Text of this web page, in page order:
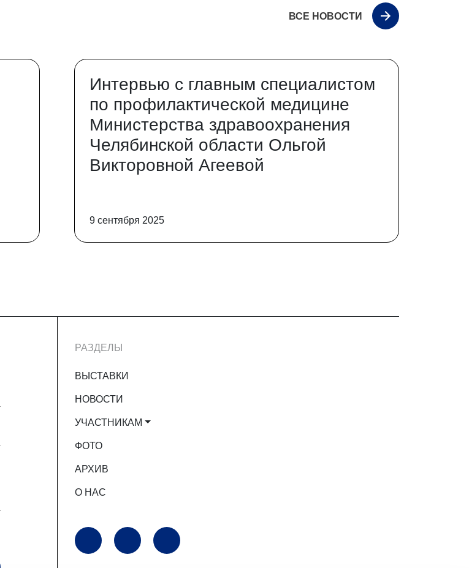
ВСЕ НОВОСТИ
Интервью с главным специалистом
по профилактической медицине
Министерства здравоохранения
Челябинской области Ольгой
Викторовной Агеевой
9 сентября 2025
РАЗДЕЛЫ
ВЫСТАВКИ
НОВОСТИ
УЧАСТНИКАМ
ФОТО
АРХИВ
О НАС